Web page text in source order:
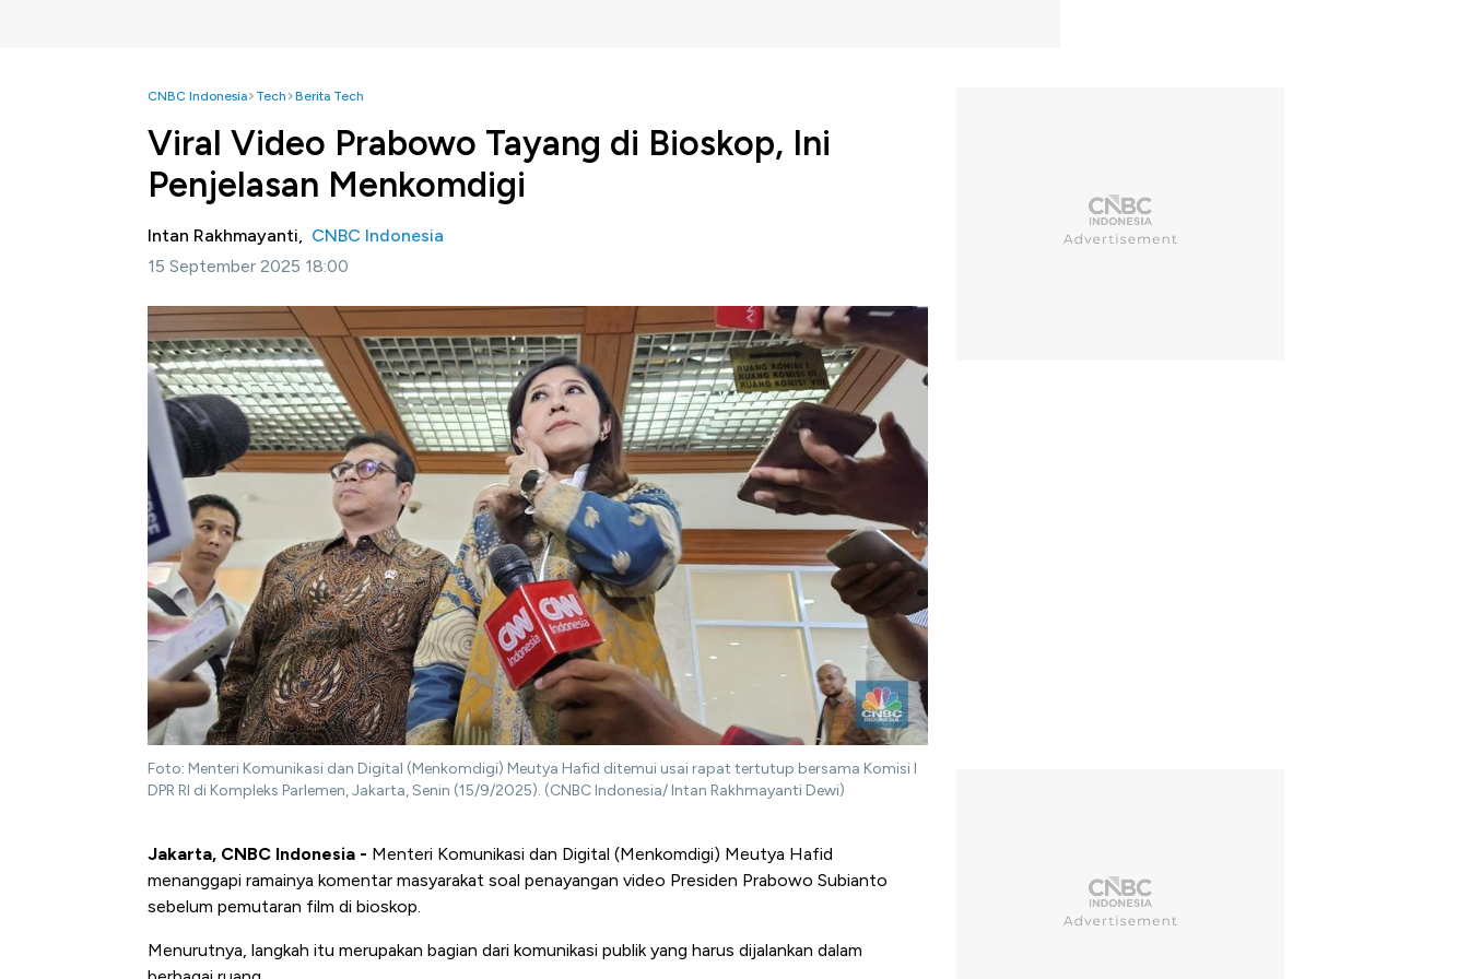
CNBC Indonesia Tech Berita Tech
Viral Video Prabowo Tayang di Bioskop, Ini
Penjelasan Menkomdigi
Intan Rakhmayanti, CNBC Indonesia
15 September 2025 18:00
Foto: Menteri Komunikasi dan Digital (Menkomdigi) Meutya Hafid ditemui usai rapat tertutup bersama Komisi I
DPR RI di Kompleks Parlemen, Jakarta, Senin (15/9/2025). (CNBC Indonesia/ Intan Rakhmayanti Dewi)
Jakarta, CNBC Indonesia - Menteri Komunikasi dan Digital (Menkomdigi) Meutya Hafid
menanggapi ramainya komentar masyarakat soal penayangan video Presiden Prabowo Subianto
sebelum pemutaran film di bioskop.
Menurutnya, langkah itu merupakan bagian dari komunikasi publik yang harus dijalankan dalam